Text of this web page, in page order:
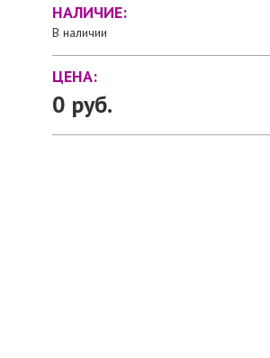
НАЛИЧИЕ:
В наличии
ЦЕНА:
0 руб.